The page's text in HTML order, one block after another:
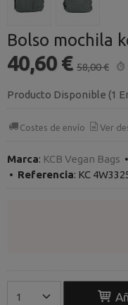
Bolso mochila
40,60 € 58,00 €
Producto Disponible (1
Costes de envío Ver
Marca: KCB Vegan Bags •
• Referencia: KC